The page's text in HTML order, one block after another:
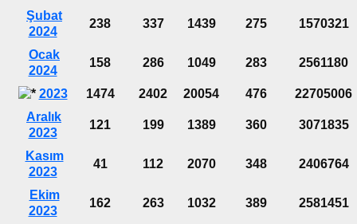
Şubat
2024
238 337 1439 275 1570321
Ocak
2024
158 286 1049 283 2561180
2023 1474 2402 20054 476
22705006
Aralık
2023
121 199 1389 360 3071835
Kasım
2023
41 112 2070 348 2406764
Ekim
2023
162 263 1032 389 2581451